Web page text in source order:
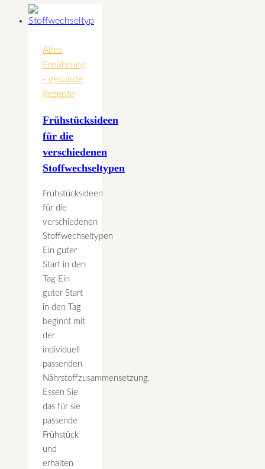
Alles
Ernährung
- gesunde
Rezepte
Frühstücksideen
für die
verschiedenen
Stoffwechseltypen
Frühstücksideen
für die
verschiedenen
Stoffwechseltypen
Ein guter
Start in den
Tag Ein
guter Start
in den Tag
beginnt mit
der
individuell
passenden
Nährstoffzusammensetzung.
Essen Sie
das für sie
passende
Frühstück
und
erhalten